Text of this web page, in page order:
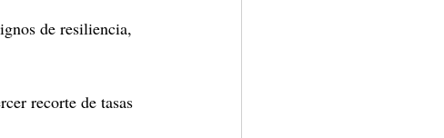
de resiliencia,
recorte de tasas